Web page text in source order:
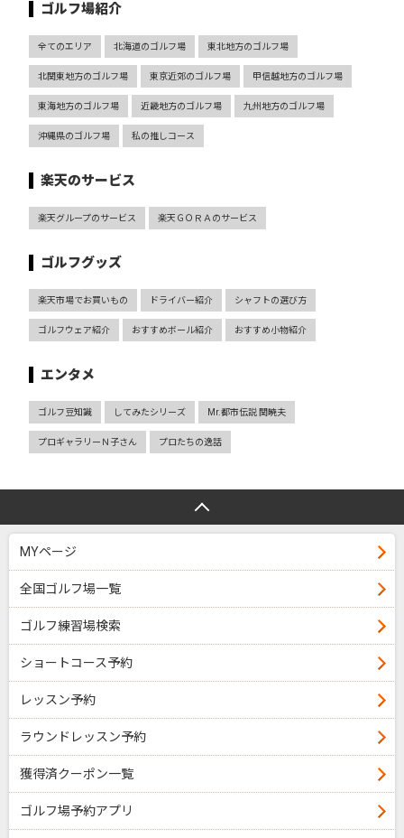
ゴルフ場紹介
全てのエリア 北海道のゴルフ場 東北地方のゴルフ場
北関東地方のゴルフ場 東京近郊のゴルフ場 甲信越地方のゴルフ場
東海地方のゴルフ場 近畿地方のゴルフ場 九州地方のゴルフ場
沖縄県のゴルフ場 私の推しコース
楽天のサービス
楽天グループのサービス 楽天ＧＯＲＡのサービス
ゴルフグッズ
楽天市場でお買いもの ドライバー紹介 シャフトの選び方
ゴルフウェア紹介 おすすめボール紹介 おすすめ小物紹介
エンタメ
ゴルフ豆知識 してみたシリーズ Mr.都市伝説 関暁夫
プロギャラリーＮ子さん プロたちの逸話
MYページ
全国ゴルフ場一覧
ゴルフ練習場検索
ショートコース予約
レッスン予約
ラウンドレッスン予約
獲得済クーポン一覧
ゴルフ場予約アプリ